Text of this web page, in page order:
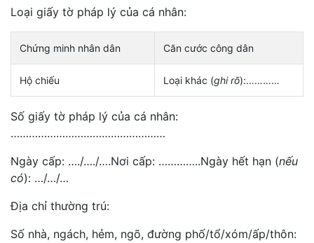
Loại giấy tờ pháp lý của cá nhân:
Chứng minh nhân dân Căn cước công dân
Hộ chiếu Loại khác (ghi rõ):…………
Số giấy tờ pháp lý của cá nhân:
……………………………………………
Ngày cấp: …./…./….Nơi cấp: …………..Ngày hết hạn (nếu
có): …/…/…
Địa chỉ thường trú:
Số nhà, ngách, hẻm, ngõ, đường phố/tổ/xóm/ấp/thôn: